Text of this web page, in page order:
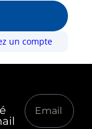
un compte